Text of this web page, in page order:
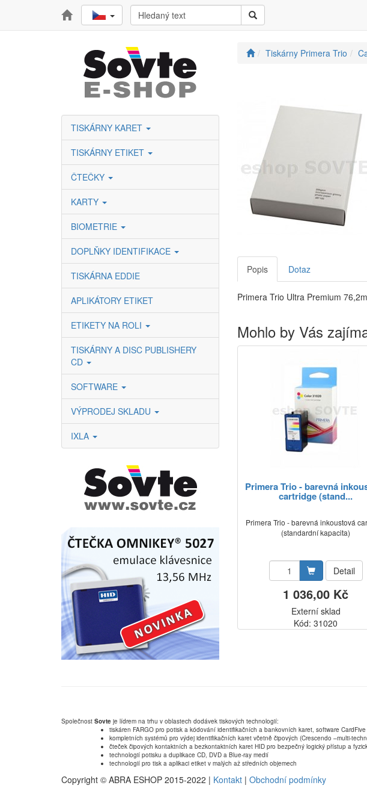
TISKÁRNY KARET
TISKÁRNY ETIKET
ČTEČKY
KARTY
BIOMETRIE
DOPLŇKY IDENTIFIKACE
TISKÁRNA EDDIE
APLIKÁTORY ETIKET
ETIKETY NA ROLI
TISKÁRNY A DISC PUBLISHERY
CD
SOFTWARE
VÝPRODEJ SKLADU
IXLA
Tiskárny Primera Trio
Popis Dotaz
Primera Trio Ultra Premium
Mohlo by Vás
Primera Trio - barevná
cartridge (stand...
Primera Trio - barevná inkoustová
(standardní kapacita)
Detail
1 036,00 Kč
Externí sklad
Kód: 31020
Společnost Sovte je lídrem na trhu v oblastech dodávek tiskových technologií:
tiskáren FARGO pro potisk a kódování identifikačních a bankovních karet, software CardFive
kompletních systémů pro výdej identifikačních karet včetně čipových (Crescendo –multi-
čteček čipových kontaktních a bezkontaktních karet HID pro bezpečný logický přístup a
technologií potisku a duplikace CD, DVD a Blue-ray medií
technologií pro tisk a aplikaci etiket v malých až středních objemech
Copyright © ABRA ESHOP 2015-2022 | Kontakt | Obchodní podmínky